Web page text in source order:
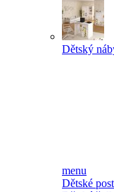
Dětský
menu
Dětské